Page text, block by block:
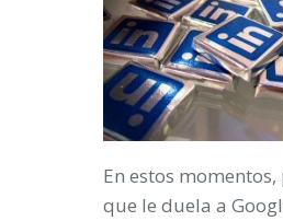
En estos
que le duela a